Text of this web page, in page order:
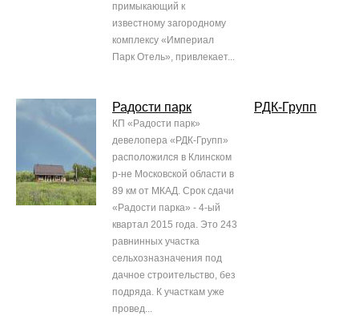
примыкающий к
известному загородному
комплексу «Империал
Парк Отель», привлекает...
Радости парк
КП «Радости парк»
девелопера «РДК-Групп»
расположился в Клинском
р-не Московской области в
89 км от МКАД. Срок сдачи
«Радости парка» - 4-ый
квартал 2015 года. Это 243
равнинных участка
сельхозназначения под
дачное строительство, без
подряда. К участкам уже
провед...
РДК-Групп